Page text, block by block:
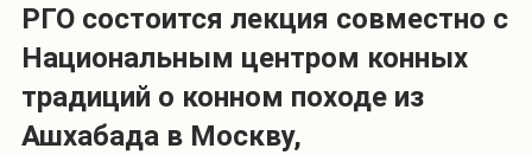
РГО состоится лекция совместно с
Национальным центром конных
традиций о конном походе из
Ашхабада в Москву,